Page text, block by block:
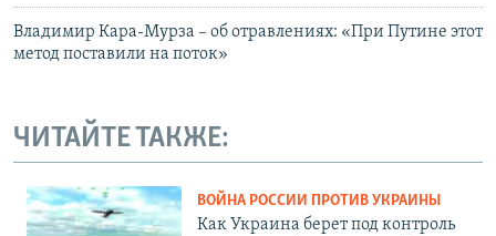
Владимир Кара-Мурза – об отравлениях: «При Путине этот
метод поставили на поток»
ЧИТАЙТЕ ТАКЖЕ:
ВОЙНА РОССИИ ПРОТИВ УКРАИНЫ
Как Украина берет под контроль